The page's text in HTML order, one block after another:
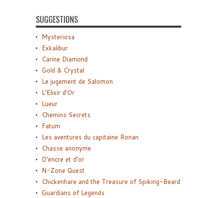
SUGGESTIONS
Mysteriosa
Exkalibur
Carine Diamond
Gold & Crystal
Le jugement de Salomon
L’Elixir d’Or
Lueur
Chemins Secrets
Fatum
Les aventures du capitaine Ronan
Chasse anonyme
D’encre et d’or
N-Zone Quest
Chickenhare and the Treasure of Spiking-Beard
Guardians of Legends